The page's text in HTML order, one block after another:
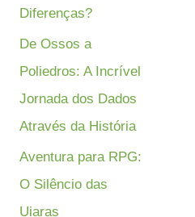
Diferenças?
De Ossos a
Poliedros: A Incrível
Jornada dos Dados
Através da História
Aventura para RPG:
O Silêncio das
Uiaras